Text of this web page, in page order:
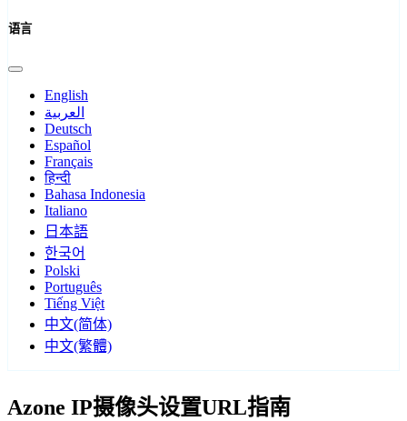
语言
English
العربية
Deutsch
Español
Français
हिन्दी
Bahasa Indonesia
Italiano
日本語
한국어
Polski
Português
Tiếng Việt
中文(简体)
中文(繁體)
Azone IP摄像头设置URL指南